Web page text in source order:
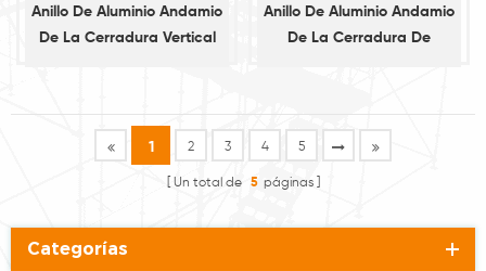
Anillo De Aluminio Andamio
De La Cerradura Vertical
Anillo De Aluminio Andamio
De La Cerradura De
1 2 3 4 5
Un total de 5 páginas
Categorías